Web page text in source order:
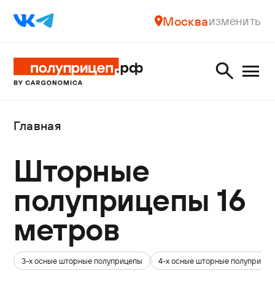
Москваизменить
Главная
Шторные
полуприцепы 16
метров
3-х осные шторные полуприцепы 4-х осные шторные